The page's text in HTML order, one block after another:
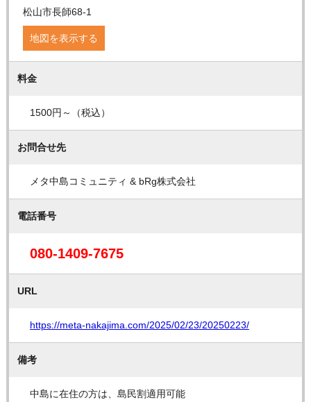
松山市長師68-1
地図を表示する
料金
1500円～（税込）
お問合せ先
メタ中島コミュニティ & bRg株式会社
電話番号
080-1409-7675
URL
https://meta-nakajima.com/2025/02/23/20250223/
備考
中島に在住の方は、島民割適用可能